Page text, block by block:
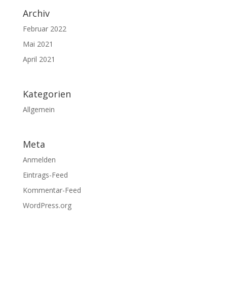
Archiv
Februar 2022
Mai 2021
April 2021
Kategorien
Allgemein
Meta
Anmelden
Eintrags-Feed
Kommentar-Feed
WordPress.org